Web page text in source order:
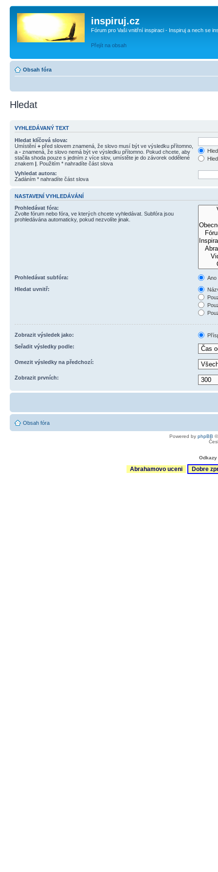
inspiruj.cz
Fórum pro Vaši vnitřní inspiraci - Inspiruj a nech se
Přejít na obsah
Obsah fóra
Hledat
VYHLEDÁVANÝ TEXT
Hledat klíčová slova:
Umístění + před slovem znamená, že slovo musí být ve výsledku přítomno,
a - znamená, že slovo nemá být ve výsledku přítomno. Pokud chcete, aby
stačila shoda pouze s jedním z více slov, umístěte je do závorek oddělené
znakem | . Použitím * nahradíte část slova
Vyhledat autora:
Zadáním * nahradíte část slova
NASTAVENÍ VYHLEDÁVÁNÍ
Prohledávat fóra:
Zvolte fórum nebo fóra, ve kterých chcete vyhledávat. Subfóra jsou
prohledávána automaticky, pokud nezvolíte jinak.
Prohledávat subfóra:
Ano
Hledat uvnitř:
Zobrazit výsledek jako:
Seřadit výsledky podle:
Omezit výsledky na předchozí:
Zobrazit prvních:
Obsah fóra
Powered by phpBB
Abrahamovo uceni Dobre